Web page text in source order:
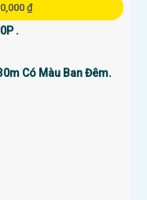
₫
.
Có Màu Ban Đêm.